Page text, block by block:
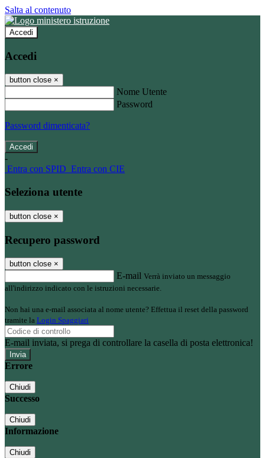
Salta al contenuto
Accedi
Accedi
button close ×
Nome Utente
Password
Password dimenticata?
-
Entra con SPID Entra con CIE
Seleziona utente
button close ×
Recupero password
button close ×
E-mail Verrà inviato un messaggio
all'indirizzo indicato con le istruzioni necessarie.
Non hai una e-mail associata al nome utente? Effettua il reset della password
tramite la Login Spaggiari
E-mail inviata, si prega di controllare la casella di posta elettronica!
Errore
Chiudi
Successo
Chiudi
Informazione
Chiudi